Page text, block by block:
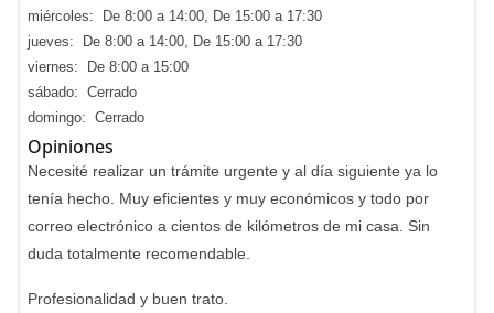
miércoles: De 8:00 a 14:00, De 15:00 a 17:30
jueves: De 8:00 a 14:00, De 15:00 a 17:30
viernes: De 8:00 a 15:00
sábado: Cerrado
domingo: Cerrado
Opiniones
Necesité realizar un trámite urgente y al día siguiente ya lo
tenía hecho. Muy eficientes y muy económicos y todo por
correo electrónico a cientos de kilómetros de mi casa. Sin
duda totalmente recomendable.
Profesionalidad y buen trato.